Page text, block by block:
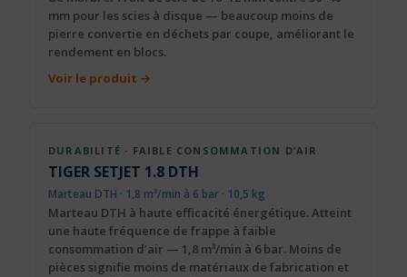
mm pour les scies à disque — beaucoup moins de
pierre convertie en déchets par coupe, améliorant le
rendement en blocs.
Voir le produit →
DURABILITÉ · FAIBLE CONSOMMATION D’AIR
TIGER SETJET 1.8 DTH
Marteau DTH · 1,8 m³/min à 6 bar · 10,5 kg
Marteau DTH à haute efficacité énergétique. Atteint
une haute fréquence de frappe à faible
consommation d’air — 1,8 m³/min à 6 bar. Moins de
pièces signifie moins de matériaux de fabrication et